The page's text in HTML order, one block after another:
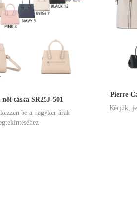
női táska SR25J-501
be a nagyker árak
Pierre
Kérjük,